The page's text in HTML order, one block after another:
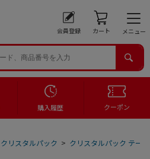
会員登録 カート メニュー
購入履歴 クーポン
クリスタルパック > クリスタルパック テー